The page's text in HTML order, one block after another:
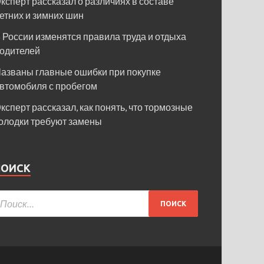
и зимних шин
России изменятся правила труда и отдыха
главные ошибки при покупке
с пробегом
рассказал, как понять, что тормозные
требуют замены